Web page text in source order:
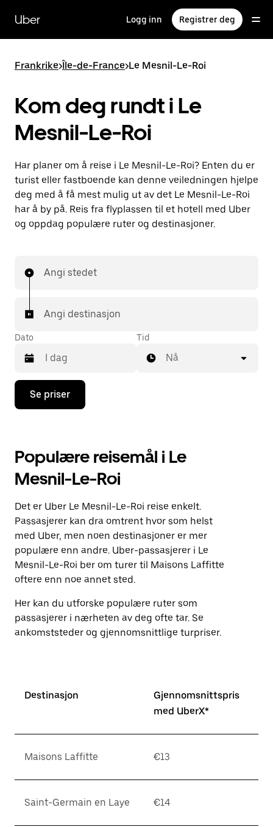
hovedinnholdet
Uber Logg inn Registrer deg
Frankrike>Île-de-France>Le Mesnil-Le-Roi
Kom deg rundt i Le
Mesnil-Le-Roi
Har planer om å reise i Le Mesnil-Le-Roi? Enten du er
turist eller fastboende kan denne veiledningen hjelpe
deg med å få mest mulig ut av det Le Mesnil-Le-Roi
har å by på. Reis fra flyplassen til et hotell med Uber
og oppdag populære ruter og destinasjoner.
Angi stedet
Angi destinasjon
Dato
Trykk
piltast
åpne
kalenderen
og
velge
dato.
Trykk
Esc-
knappen
for
lukke
Tid
Nå
Se priser
Populære reisemål i Le
Mesnil-Le-Roi
Det er Uber Le Mesnil-Le-Roi reise enkelt.
Passasjerer kan dra omtrent hvor som helst
med Uber, men noen destinasjoner er mer
populære enn andre. Uber-passasjerer i Le
Mesnil-Le-Roi ber om turer til Maisons Laffitte
oftere enn noe annet sted.
Her kan du utforske populære ruter som
passasjerer i nærheten av deg ofte tar. Se
ankomststeder og gjennomsnittlige turpriser.
Destinasjon
Gjennomsnittspris
med UberX*
Maisons Laffitte €13
Saint-Germain en Laye €14